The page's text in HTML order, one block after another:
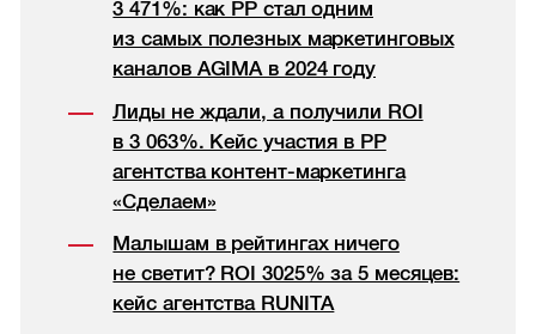
3 471%: как РР стал одним
из самых полезных маркетинговых
каналов AGIMA в 2024 году
Лиды не ждали, а получили ROI
в 3 063%. Кейс участия в РР
агентства контент-маркетинга
«Сделаем»
Малышам в рейтингах ничего
не светит? ROI 3025% за 5 месяцев:
кейс агентства RUNITA